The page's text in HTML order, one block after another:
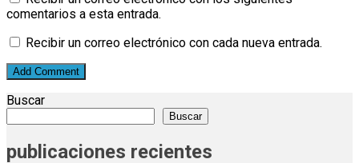
comentarios a esta entrada.
Recibir un correo electrónico con cada nueva entrada.
Buscar
Buscar
publicaciones recientes